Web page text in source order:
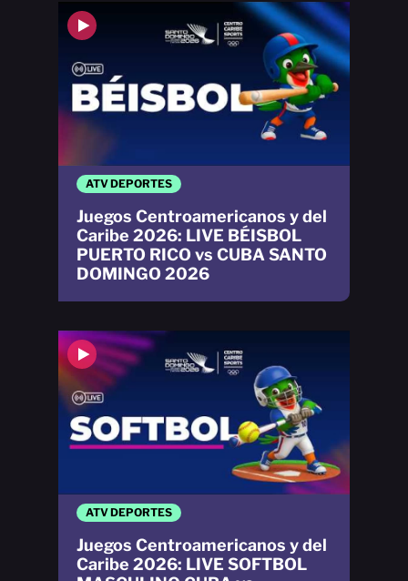
ATV DEPORTES
Juegos Centroamericanos y del
Caribe 2026: LIVE SOFTBOL
ATV DEPORTES
Juegos Centroamericanos y del
Caribe 2026: LIVE BÉISBOL
PUERTO RICO vs CUBA SANTO
DOMINGO 2026